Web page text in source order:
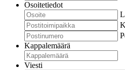
Osoitetiedot
Kappalemäärä
Viesti